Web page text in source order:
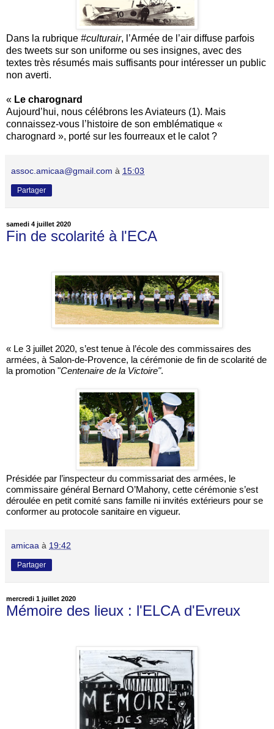
Dans la rubrique #culturair, l’Armée de l’air diffuse parfois
des tweets sur son uniforme ou ses insignes, avec des
textes très résumés mais suffisants pour intéresser un public
non averti.
« Le charognard
Aujourd’hui, nous célébrons les Aviateurs (1). Mais
connaissez-vous l’histoire de son emblématique «
charognard », porté sur les fourreaux et le calot ?
assoc.amicaa@gmail.com à 15:03
Partager
samedi 4 juillet 2020
Fin de scolarité à l'ECA
« Le 3 juillet 2020, s’est tenue à l’école des commissaires des
armées, à Salon-de-Provence, la cérémonie de fin de scolarité de
la promotion "Centenaire de la Victoire".
Présidée par l’inspecteur du commissariat des armées, le
commissaire général Bernard O’Mahony, cette cérémonie s’est
déroulée en petit comité sans famille ni invités extérieurs pour se
conformer au protocole sanitaire en vigueur.
amicaa à 19:42
Partager
mercredi 1 juillet 2020
Mémoire des lieux : l'ELCA d'Evreux